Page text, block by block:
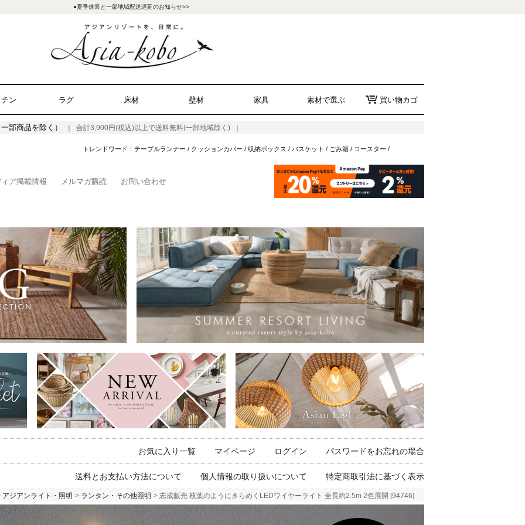
●夏季休業と一部地域配送遅延のお知らせ>>
ン ラグ 床材 壁材 家具 素材で選ぶ 買い物カゴ
部商品を除く） ｜ 合計3,900円(税込)以上で送料無料(一部地域除く) ｜
トレンドワード： テーブルランナー / クッションカバー / 収納ボックス / バスケット / ごみ箱/ コースター /
ア掲載情報 メルマガ購読 お問い合わせ
お気に入り一覧 マイページ ログイン パスワードをお忘れの場合
送料とお支払い方法について 個人情報の取り扱いについて 特定商取引法に基づく表示
アジアンライト・照明 ランタン・その他照明 志成販売 枝葉のようにきらめくLEDワイヤーライト 全長約2.5m 2色展開 [94746]